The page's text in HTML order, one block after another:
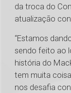
da troca do
atualização
“Estamos
sendo feito ao
história do
tem muita
nos desafia